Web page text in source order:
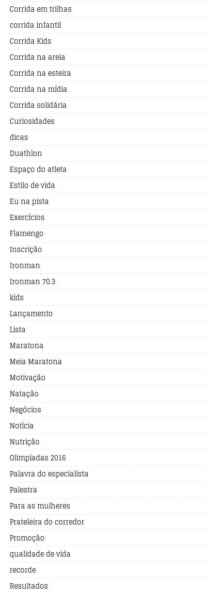
Corrida em trilhas
corrida infantil
Corrida Kids
Corrida na areia
Corrida na esteira
Corrida na mídia
Corrida solidária
Curiosidades
dicas
Duathlon
Espaço do atleta
Estilo de vida
Eu na pista
Exercícios
Flamengo
Inscrição
Ironman
Ironman 70.3
kids
Lançamento
Lista
Maratona
Meia Maratona
Motivação
Natação
Negócios
Notícia
Nutrição
Olimpíadas 2016
Palavra do especialista
Palestra
Para as mulheres
Prateleira do corredor
Promoção
qualidade de vida
recorde
Resultados